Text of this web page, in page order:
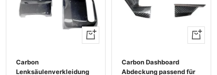
Ansehen
Carbon
Lenksäulenverkleidung
+
Carbon Dashboard
Abdeckung passend für